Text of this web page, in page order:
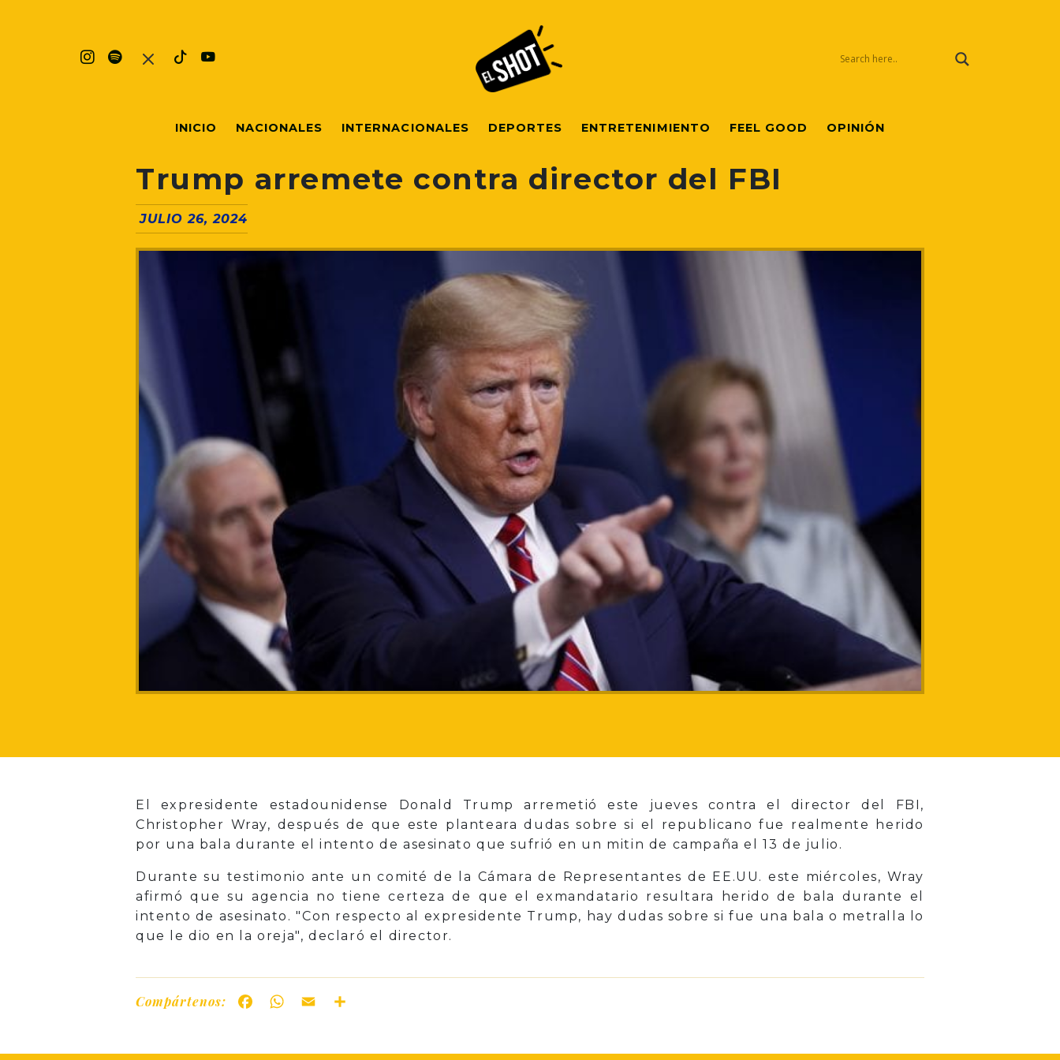
INICIO NACIONALES INTERNACIONALES DEPORTES ENTRETENIMIENTO FEEL GOOD OPINIÓN
Trump arremete contra director del FBI
JULIO 26, 2024
El expresidente estadounidense Donald Trump arremetió este jueves contra el director del FBI,
Christopher Wray, después de que este planteara dudas sobre si el republicano fue realmente herido
por una bala durante el intento de asesinato que sufrió en un mitin de campaña el 13 de julio.
Durante su testimonio ante un comité de la Cámara de Representantes de EE.UU. este miércoles, Wray
afirmó que su agencia no tiene certeza de que el exmandatario resultara herido de bala durante el
intento de asesinato. "Con respecto al expresidente Trump, hay dudas sobre si fue una bala o metralla lo
que le dio en la oreja", declaró el director.
Compártenos: FacebookWhatsApp
Email